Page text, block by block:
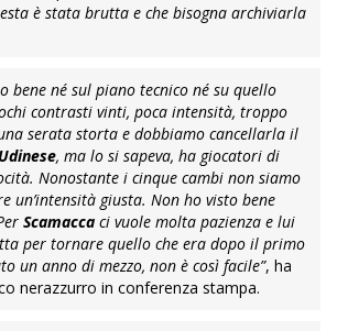
è stata brutta e che bisogna archiviarla
bene né sul piano tecnico né su quello
contrasti vinti, poca intensità, troppo
serata storta e dobbiamo cancellarla il
, ma lo si sapeva, ha giocatori di
Nonostante i cinque cambi non siamo
un’intensità giusta. Non ho visto bene
Scamacca ci vuole molta pazienza e lui
per tornare quello che era dopo il primo
un anno di mezzo, non è così facile”, ha
nerazzurro in conferenza stampa.